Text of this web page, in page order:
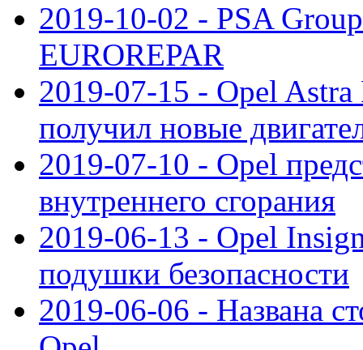
2019-10-02 - PSA
EUROREPAR
2019-07-15 - Opel Astra
получил новые
2019-07-10 - Opel
внутреннего сгорания
2019-06-13 - Opel
подушки безопасности
2019-06-06 - Названа